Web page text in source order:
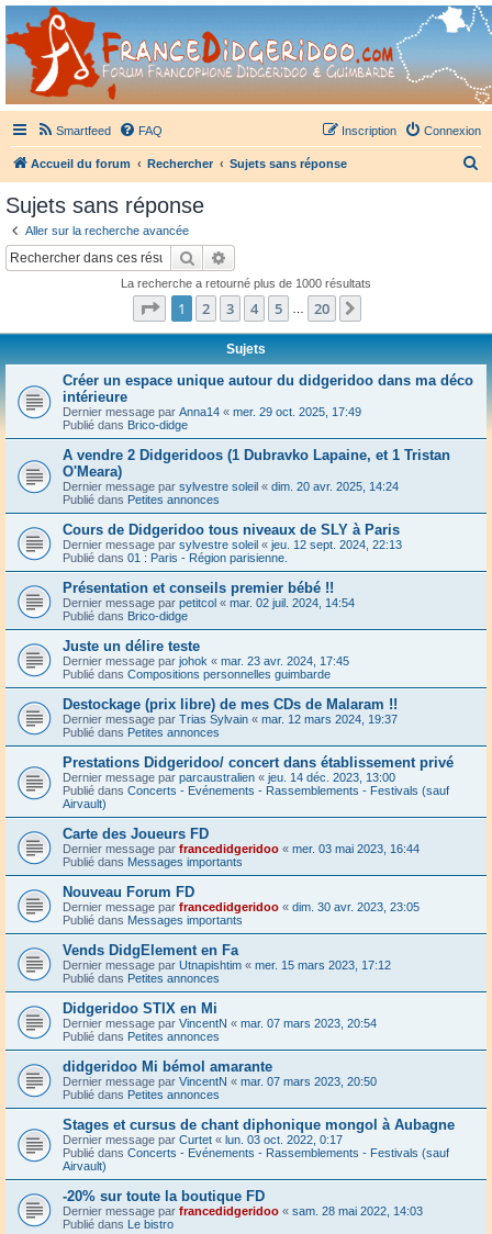
France Didgeridoo
Didgeridoo et Guimbarde sur France Didgeridoo - retrouvez la communauté.
Smartfeed FAQ Connexion
Inscription
Accueil du forum Rechercher Sujets sans réponse
Sujets sans réponse
Aller sur la recherche avancée
Rechercher
La recherche a retourné plus de 1000 résultats
Page 1sur20
1 2 3 4 5 20
Sujets
Créer un espace unique autour du didgeridoo dans ma déco
intérieure
Dernier message par Anna14 « mer. 29 oct. 2025, 17:49
Publié dans Brico-didge
A vendre 2 Didgeridoos (1 Dubravko Lapaine, et 1 Tristan
O'Meara)
Dernier message par sylvestre soleil « dim. 20 avr. 2025, 14:24
Publié dans Petites annonces
Cours de Didgeridoo tous niveaux de SLY à Paris
Dernier message par sylvestre soleil « jeu. 12 sept. 2024, 22:13
Publié dans 01 : Paris - Région parisienne.
Présentation et conseils premier bébé !!
Dernier message par petitcol « mar. 02 juil. 2024, 14:54
Publié dans Brico-didge
Juste un délire teste
Dernier message par johok « mar. 23 avr. 2024, 17:45
Publié dans Compositions personnelles guimbarde
Destockage (prix libre) de mes CDs de Malaram !!
Dernier message par Trias Sylvain « mar. 12 mars 2024, 19:37
Publié dans Petites annonces
Prestations Didgeridoo/ concert dans établissement privé
Dernier message par parcaustralien « jeu. 14 déc. 2023, 13:00
Publié dans Concerts - Evénements - Rassemblements - Festivals (sauf
Airvault)
Carte des Joueurs FD
Dernier message par francedidgeridoo « mer. 03 mai 2023, 16:44
Publié dans Messages importants
Nouveau Forum FD
Dernier message par francedidgeridoo « dim. 30 avr. 2023, 23:05
Publié dans Messages importants
Vends DidgElement en Fa
Dernier message par Utnapishtim « mer. 15 mars 2023, 17:12
Publié dans Petites annonces
Didgeridoo STIX en Mi
Dernier message par VincentN « mar. 07 mars 2023, 20:54
Publié dans Petites annonces
didgeridoo Mi bémol amarante
Dernier message par VincentN « mar. 07 mars 2023, 20:50
Publié dans Petites annonces
Stages et cursus de chant diphonique mongol à Aubagne
Dernier message par Curtet « lun. 03 oct. 2022, 0:17
Publié dans Concerts - Evénements - Rassemblements - Festivals (sauf
Airvault)
-20% sur toute la boutique FD
Dernier message par francedidgeridoo « sam. 28 mai 2022, 14:03
Publié dans Le bistro